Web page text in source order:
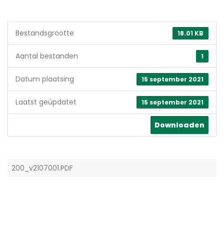
18.01 KB
Bestandsgrootte
1
Aantal bestanden
15 september 2021
Datum plaatsing
15 september 2021
Laatst geüpdatet
Downloaden
200_v2107001.PDF